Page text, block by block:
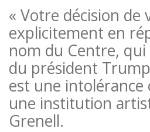
« Votre décision
explicitement en
nom du Centre,
du président
est une
une institution
Grenell.